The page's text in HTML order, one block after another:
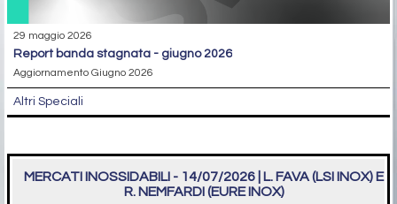
29 maggio 2026
report banda stagnata - giugno 2026
Aggiornamento Giugno 2026
Altri Speciali
MERCATI INOSSIDABILI - 14/07/2026 | L. FAVA (LSI INOX) E
R. NEMFARDI (EURE INOX)